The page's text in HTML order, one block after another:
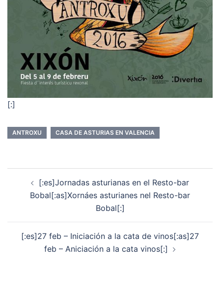
[:]
ANTROXU CASA DE ASTURIAS EN VALENCIA
entradas
[:es]Jornadas asturianas en el Resto-bar
Bobal[:as]Xornáes asturianes nel Resto-bar
Bobal[:]
[:es]27 feb – Iniciación a la cata de vinos[:as]27
feb – Aniciación a la cata vinos[:]